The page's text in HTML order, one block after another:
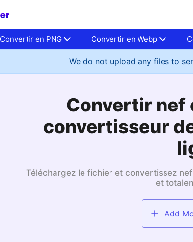
Convertir en PNG Convertir en Webp
We do not upload any files to
Convertir nef
convertisseur
Téléchargez le fichier et convertissez
et
Add